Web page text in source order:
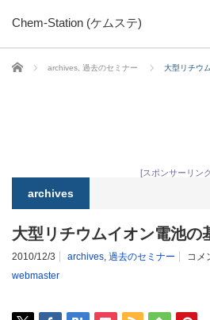
Chem-Station (ケムステ)
ホーム archives 過去のセミナー 大型リチウ
[スポンサーリン
archives
大型リチウムイオン電池の
2010/12/3 archives, 過去のセミナー コメ
webmaster